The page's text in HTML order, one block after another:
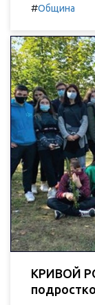
#Община
КРИВОЙ